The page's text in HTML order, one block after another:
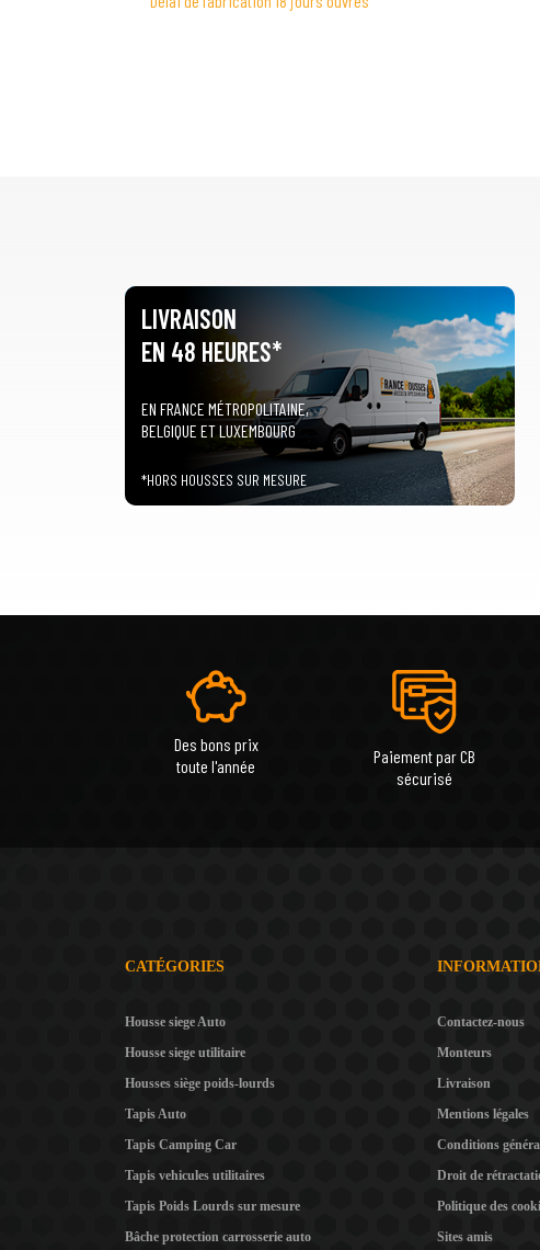
LIVRAISON
EN 48 HEURES*
EN FRANCE MÉTROPOLITAINE,
BELGIQUE ET LUXEMBOURG
*HORS HOUSSES SUR MESURE
Des bons prix
toute l'année
Paiement par CB
sécurisé
CATÉGORIES
Housse siege Auto
Housse siege utilitaire
Housses siège poids-lourds
Tapis Auto
Tapis Camping Car
Tapis vehicules utilitaires
Tapis Poids Lourds sur mesure
Bâche protection carrosserie auto
Contactez-nous
Monteurs
Livraison
Mentions légales
Conditions
Droit de
Politique des
Sites amis